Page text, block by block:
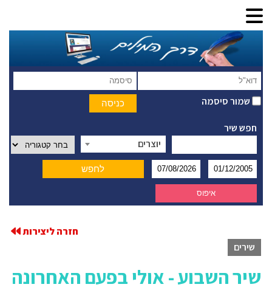
שמור סיסמה
חפש שיר
יוצרים
חזרה ליצירות
שירים
שיר השבוע - אולי בפעם האחרונה